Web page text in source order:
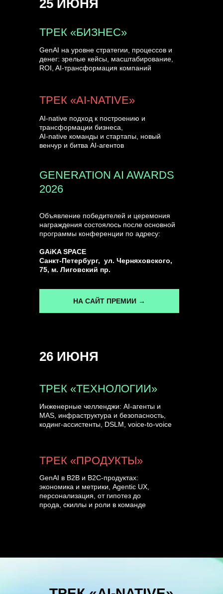
Объявление победителей и церемония
награждения состоялось после основной
программы конференции по адресу:
GAiKA SPACE
Санкт-Петербург, ул. Черняховского,
75, м. Лиговский пр.
ТРЕК «БИЗНЕС»
GENERATION AI AWARDS
2026
GenAI на уровне стратегии, процессов и
денег: зрелые кейсы, масштабирование,
ROI, AI-трансформация компаний
AI-native подход к построению и
трансформации бизнеса,
AI-native команды и стартапы, новый
венчур и битва AI-агентов
ТРЕК «AI-NATIVE»
25 ИЮНЯ
26 ИЮНЯ
ТРЕК «ПРОДУКТЫ»
GenAI в B2B и B2C-продуктах:
экономика и метрики, Agentic UX,
персонализация, от гипотез до
прода, скиллы и роли в команде
Инженерные челленджи: AI-агенты и
MAS, инфраструктура и безопасность,
кодинг-ассистенты, DSLM, voice-to-voice
ТРЕК «ТЕХНОЛОГИИ»
НА САЙТ ПРЕМИИ →
УЗНАТЬ БОЛЬШЕ
ГЕНЕРАЛЬНЫЙ ИНФОПАРТНЕР
CONVERSATIONS